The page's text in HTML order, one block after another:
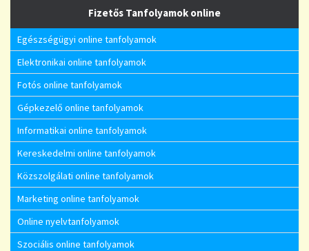
Fizetős Tanfolyamok online
Egészségügyi online tanfolyamok
Elektronikai online tanfolyamok
Fotós online tanfolyamok
Gépkezelő online tanfolyamok
Informatikai online tanfolyamok
Kereskedelmi online tanfolyamok
Közszolgálati online tanfolyamok
Marketing online tanfolyamok
Online nyelvtanfolyamok
Szociális online tanfolyamok